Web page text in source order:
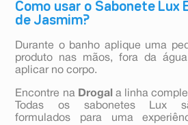
Como usar o Sabonete Lux
de Jasmim?
Durante o banho aplique uma
produto nas mãos, fora da
aplicar no corpo.
Encontre na Drogal a linha
Todas os sabonetes Lux
formulados para uma